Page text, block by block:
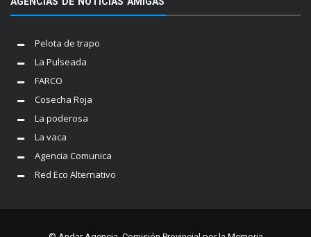
Pelota de trapo
La Pulseada
FARCO
Cosecha Roja
La poderosa
La vaca
Agencia Comunica
Red Eco Alternativo